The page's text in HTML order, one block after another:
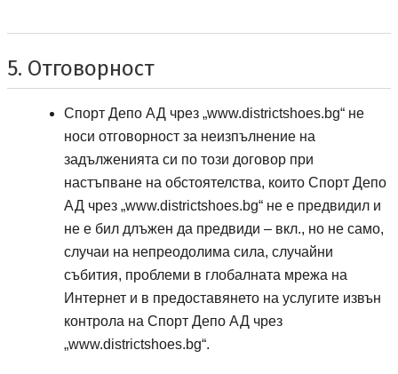
5. Отговорност
Спорт Депо АД Спорт депо А ДЕ
чрез „www.districtshoes.bg“ не
носи отговорност за неизпълнение на
задълженията си по този договор при
настъпване на обстоятелства, които Спорт Депо
АД Спорт депо А ДЕ
чрез „www.districtshoes.bg“ не е предвидил и
не е бил длъжен да предвиди – вкл., но не само,
случаи на непреодолима сила, случайни
събития, проблеми в глобалната мрежа на
Интернет и в предоставянето на услугите извън
контрола на Спорт Депо АД Спорт депо А ДЕ
чрез
„www.districtshoes.bg“.